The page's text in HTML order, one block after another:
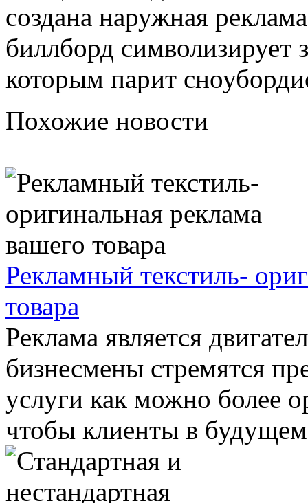
создана наружная
биллборд символизирует
которым парит
Похожие новости
Рекламный текстиль-
товара
Реклама является
бизнесмены стремятся
услуги как можно более
чтобы клиенты в